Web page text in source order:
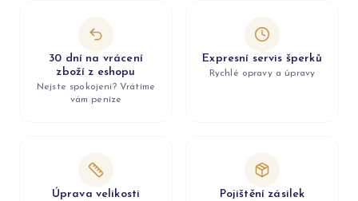
30 dní na vrácení
zboží z eshopu
Nejste spokojeni? Vrátíme
vám peníze
Expresní servis šperků
Rychlé opravy a úpravy
Úprava velikosti
Pojištění zásilek